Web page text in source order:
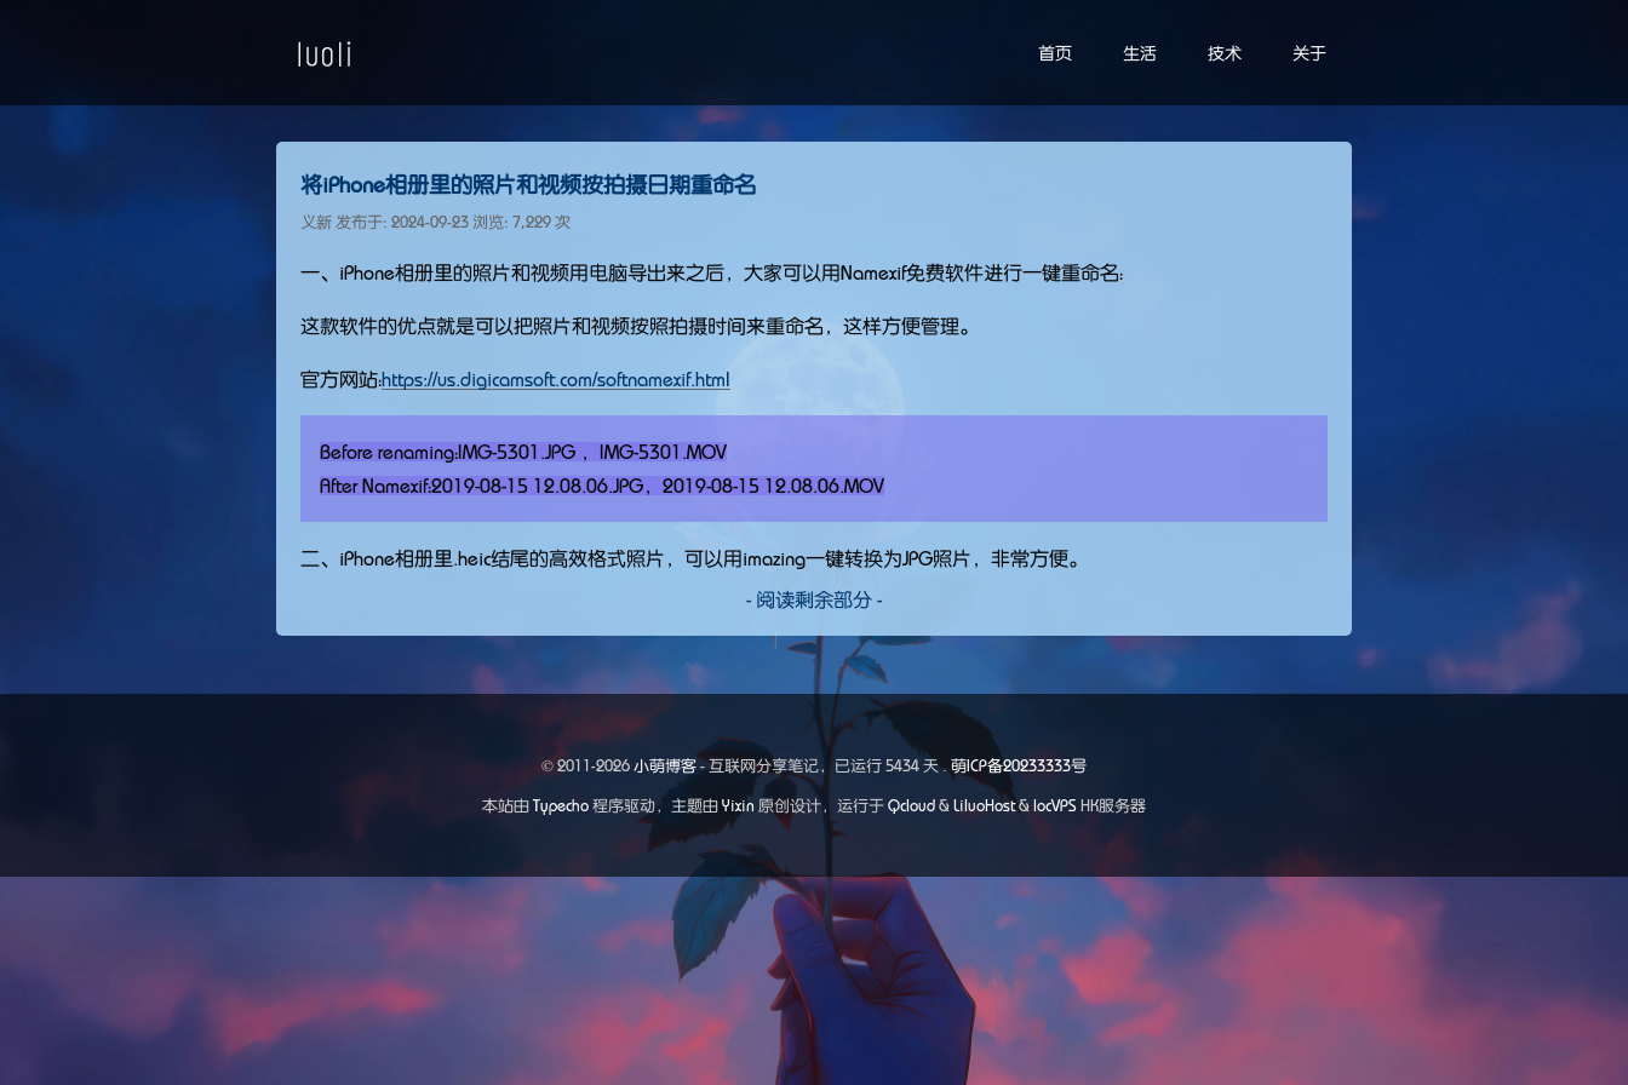
首页 生活 技术 关于
将iPhone相册里的照片和视频按拍摄日期重命名
义新 发布于: 2024-09-23 浏览: 7,229 次
一、iPhone相册里的照片和视频用电脑导出来之后，大家可以用Namexif免费软件进行一键重命名：
这款软件的优点就是可以把照片和视频按照拍摄时间来重命名，这样方便管理。
官方网站：https://us.digicamsoft.com/softnamexif.html
Before renaming：IMG-5301.JPG ，IMG-5301.MOV
二、iPhone相册里.heic结尾的高效格式照片，可以用imazing一键转换为JPG照片，非常方便。
- 阅读剩余部分 -
© 2011-2026 小萌博客 - 互联网分享笔记，已运行 5434 天 . 萌ICP备20233333号
本站由Typecho 程序驱动，主题由 Yixin 原创设计，运行于 Qcloud & LiluoHost& locVPS HK服务器